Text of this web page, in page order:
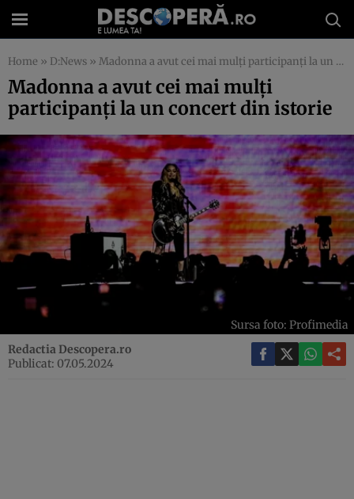
Home » D:News » Madonna a avut cei mai mulți participanți la un concert din istorie
Madonna a avut cei mai mulți
participanți la un concert din istorie
Sursa foto: Profimedia
Redactia Descopera.ro
Publicat: 07.05.2024